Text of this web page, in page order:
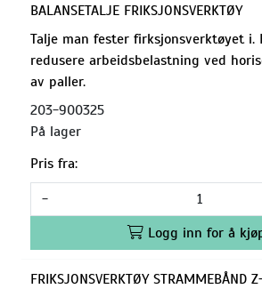
BALANSETALJE FRIKSJONSVERKTØY
Talje man fester firksjonsverktøyet i.
redusere arbeidsbelastning ved
av paller.
203-900325
På lager
Pris fra:
-
Logg inn for å
FRIKSJONSVERKTØY STRAMMEBÅND